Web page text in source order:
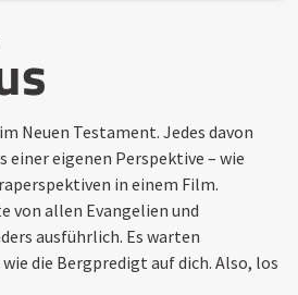
Neuen Testament. Jedes davon
einer eigenen Perspektive – wie
in einem Film.
von allen Evangelien und
ausführlich. Es warten
die Bergpredigt auf dich. Also, los